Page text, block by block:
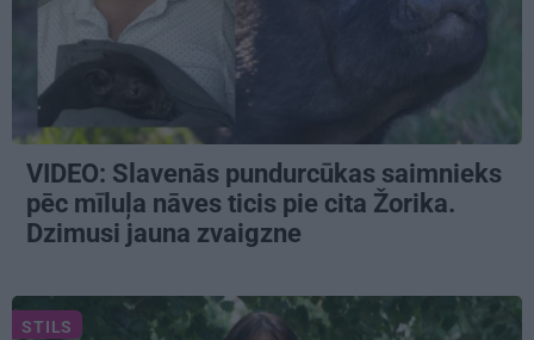
VIDEO: Slavenās pundurcūkas saimnieks
pēc mīluļa nāves ticis pie cita Žorika.
Dzimusi jauna zvaigzne
STILS